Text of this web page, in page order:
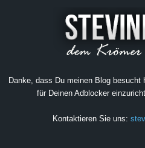
Danke, dass Du meinen Blog besucht
für Deinen Adblocker
Kontaktieren Sie uns: